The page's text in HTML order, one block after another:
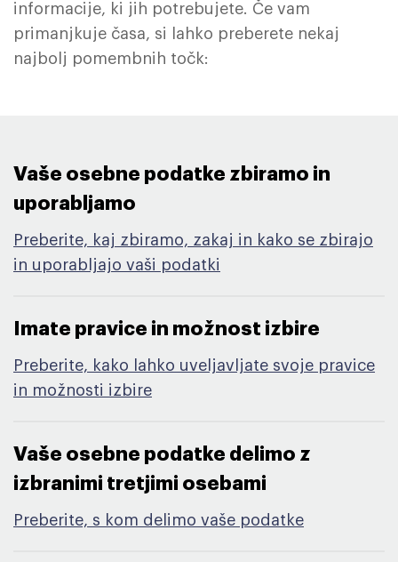
informacije, ki jih potrebujete. Če vam
primanjkuje časa, si lahko preberete nekaj
najbolj pomembnih točk:
Vaše osebne podatke zbiramo in
uporabljamo ​
Preberite, kaj zbiramo, zakaj in kako se zbirajo
in uporabljajo vaši podatki
Imate pravice in možnost izbire​
Preberite, kako lahko uveljavljate svoje pravice
in možnosti izbire
Vaše osebne podatke delimo z
izbranimi tretjimi osebami​
Preberite, s kom delimo vaše podatke